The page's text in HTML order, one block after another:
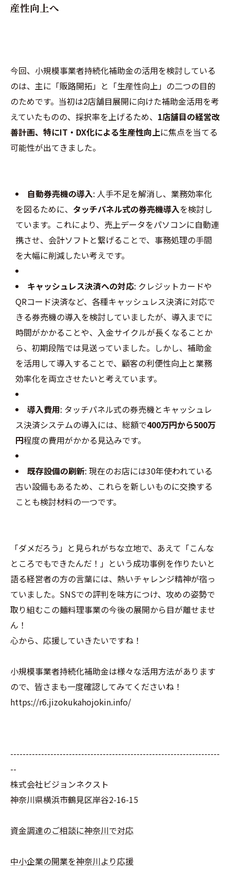
産性向上へ
今回、小規模事業者持続化補助金の活用を検討している
のは、主に「販路開拓」と「生産性向上」の二つの目的
のためです。当初は2店舗目展開に向けた補助金活用を考
えていたものの、採択率を上げるため、 1店舗目の経営改
善計画、特にIT・DX化による生産性向上に焦点を当てる
可能性が出てきました。
自動券売機の導入: 人手不足を解消し、業務効率化
を図るために、 タッチパネル式の券売機導入を検討し
ています。これにより、売上データをパソコンに自動連
携させ、会計ソフトと繋げることで、事務処理の手間
を大幅に削減したい考えです。
キャッシュレス決済への対応: クレジットカードや
QRコード決済など、各種キャッシュレス決済に対応で
きる券売機の導入を検討していましたが、導入までに
時間がかかることや、入金サイクルが長くなることか
ら、初期段階では見送っていました。しかし、補助金
を活用して導入することで、顧客の利便性向上と業務
効率化を両立させたいと考えています。
導入費用: タッチパネル式の券売機とキャッシュレ
ス決済システムの導入には、総額で400万円から500万
円程度の費用がかかる見込みです。
既存設備の刷新: 現在のお店には30年使われている
古い設備もあるため、これらを新しいものに交換する
ことも検討材料の一つです。
「ダメだろう」と見られがちな立地で、あえて「こんな
ところでもできたんだ！」という成功事例を作りたいと
語る経営者の方の言葉には、熱いチャレンジ精神が宿っ
ていました。SNSでの評判を味方につけ、攻めの姿勢で
取り組むこの麺料理事業の今後の展開から目が離せませ
ん！
心から、応援していきたいですね！
小規模事業者持続化補助金は様々な活用方法があります
ので、皆さまも一度確認してみてくださいね！
https://r6.jizokukahojokin.info/
--------------------------------------------------------------------
--
株式会社ビジョンネクスト
神奈川県横浜市鶴見区岸谷2-16-15
資金調達のご相談に神奈川で対応
中小企業の開業を神奈川より応援